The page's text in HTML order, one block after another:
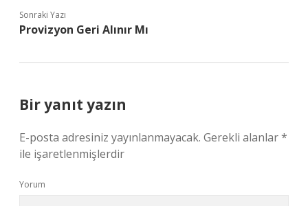
Sonraki Yazı
Provizyon Geri Alınır Mı
Bir yanıt yazın
E-posta adresiniz yayınlanmayacak. Gerekli alanlar*
ile işaretlenmişlerdir
Yorum